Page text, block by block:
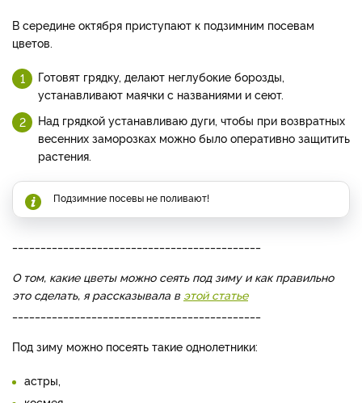
В середине октября приступают к подзимним посевам
цветов.
Готовят грядку, делают неглубокие борозды,
устанавливают маячки с названиями и сеют.
Над грядкой устанавливаю дуги, чтобы при возвратных
весенних заморозках можно было оперативно защитить
растения.
Подзимние посевы не поливают!
О том, какие цветы можно сеять под зиму и как правильно
это сделать, я рассказывала в этой статье
Под зиму можно посеять такие однолетники:
астры,